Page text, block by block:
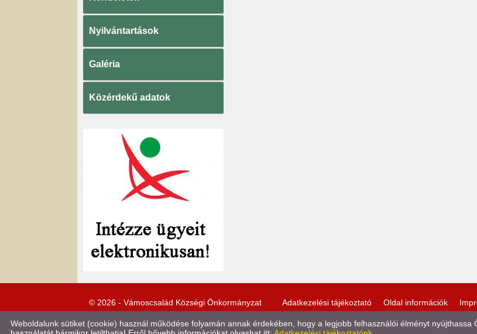
Nyilvántartások
Galéria
Közérdekű adatok
© 2026 - Vámoscsalád Községi Önkormányzat Adatkezelési tájékoztató Oldal információk
Weboldalunk sütiket (cookie) használ működése folyamán annak érdekében, hogy a legjobb felhasználói élményt